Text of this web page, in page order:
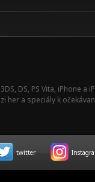
DS, PS Vita, iPhone
her a speciály k
twitter